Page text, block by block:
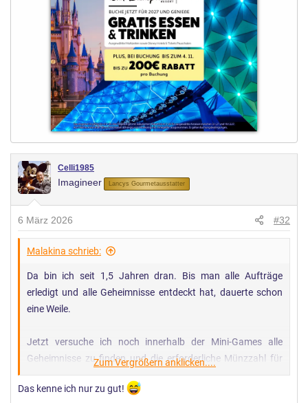
Celli1985
Imagineer Lancys Gourmetausstatter
6 März 2026 #32
Malakina schrieb:
Da bin ich seit 1,5 Jahren dran. Bis man alle Aufträge
erledigt und alle Geheimnisse entdeckt hat, dauerte schon
eine Weile.
Jetzt versuche ich noch innerhalb der Mini-Games alle
Geheimnisse zu finden und die erforderliche Münzzahl für
die jeweilige Platinplakette zu erreichen.
Zum Vergrößern anklicken....
Das kenne ich nur zu gut!